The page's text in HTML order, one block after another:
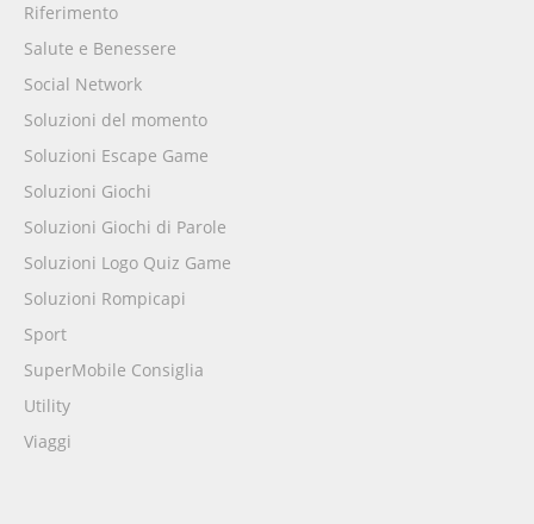
Riferimento
Salute e Benessere
Social Network
Soluzioni del momento
Soluzioni Escape Game
Soluzioni Giochi
Soluzioni Giochi di Parole
Soluzioni Logo Quiz Game
Soluzioni Rompicapi
Sport
SuperMobile Consiglia
Utility
Viaggi